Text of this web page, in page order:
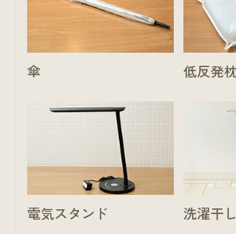
傘 低反発
電気スタンド 洗濯干し